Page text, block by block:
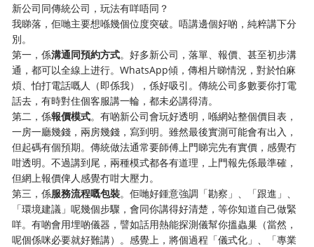
新公司同傳統公司，玩法有咩唔同？
我睇落，佢哋主要想喺幾個位度突破。唔講邊個好啲，純粹講下分
別。
第一，係溝通同預約方式。好多新公司，落單、報價、甚至初步溝
通，都可以全線上进行。WhatsApp傾，傳相片睇情況，對於怕麻
煩、怕打電話嘅人（即係我），係好吸引。傳統公司多數要你打電
話去，有時對住個客服講一輪，都未必講得清。
第二，係報價模式。有啲新公司會玩好透明，喺網站整個價目表，
一房一廳幾錢，兩房幾錢，寫到明。雖然最後實測可能會有出入，
但起碼有個預期。傳統做法通常要師傅上門睇完先有實價，感覺冇
咁透明。不過講到尾，兩種模式都各有道理，上門報先係最準確，
但網上報價俾人感覺冇咁大壓力。
第三，係服務流程嘅包裝。佢哋好鍾意強調「勘察」、「跟進」、
「環境建議」呢幾個步驟，會同你講得好清楚，等你知道自己做緊
咩。有啲會用埋啲儀器，譬如話用熱能探測儀幫你搵蟲巢（當然，
呢個係咪必要就好難講）。感覺上，將個過程「儀式化」、「專業